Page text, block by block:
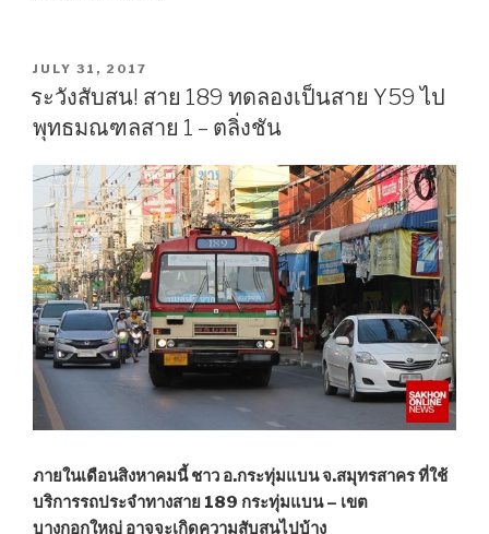
ใหม่
105
หล่น
ไป
ถึง
สมุทรสาคร
จับตา
ล้าง
ไพ่
“ปอ.
ปอ.
68””
POSTED
ON
JULY 31, 2017
ระวังสับสน! สาย 189 ทดลองเป็นสาย Y59 ไป
พุทธมณฑลสาย 1 – ตลิ่งชัน
ภายในเดือนสิงหาคมนี้ ชาว อ.กระทุ่มแบน จ.สมุทรสาคร ที่ใช้
บริการรถประจำทางสาย 189 กระทุ่มแบน – เขต
บางกอกใหญ่ อาจจะเกิดความสับสนไปบ้าง